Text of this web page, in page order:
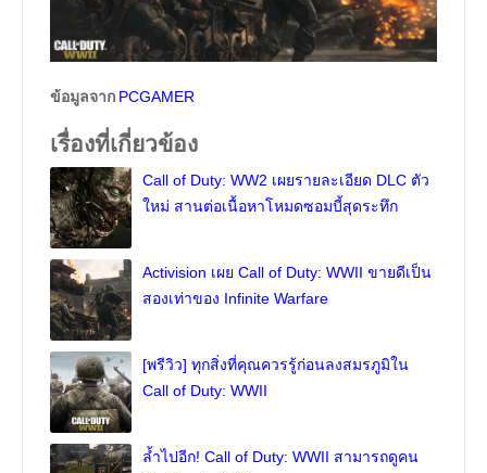
ข้อมูลจาก PCGAMER
เรื่องที่เกี่ยวข้อง
Call of Duty: WW2 เผยรายละเอียด DLC ตัว
ใหม่ สานต่อเนื้อหาโหมดซอมบี้สุดระทึก
Activision เผย Call of Duty: WWII ขายดีเป็น
สองเท่าของ Infinite Warfare
[พรีวิว] ทุกสิ่งที่คุณควรรู้ก่อนลงสมรภูมิใน
Call of Duty: WWII
ล้ำไปอีก! Call of Duty: WWII สามารถดูคน